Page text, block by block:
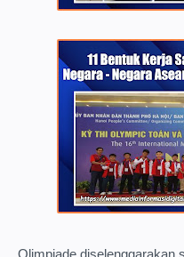
Olimpiade diselenggarakan